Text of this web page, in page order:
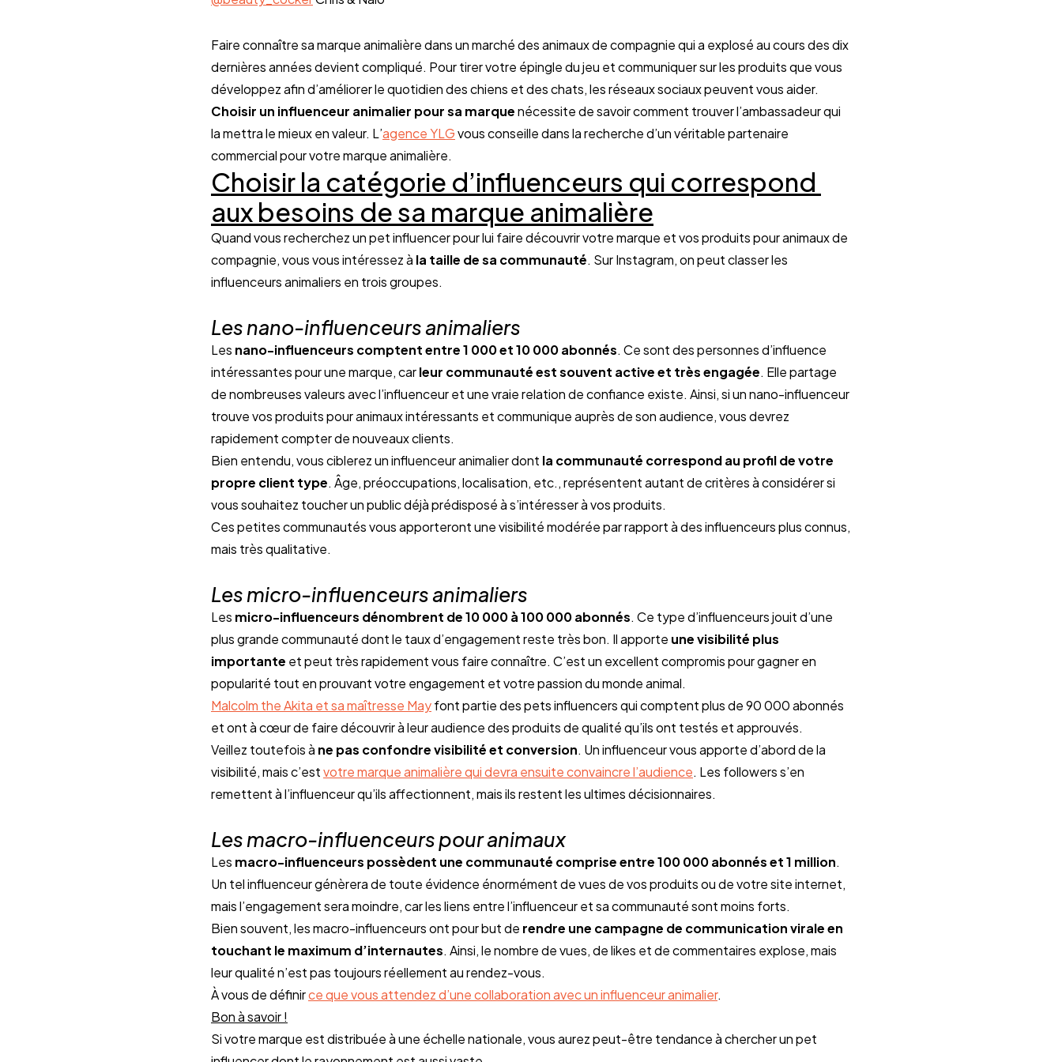
Faire connaître sa marque animalière dans un marché des animaux de compagnie qui a explosé au cours des dix
dernières années devient compliqué. Pour tirer votre épingle du jeu et communiquer sur les produits que vous
Choisir un influenceur animalier pour sa marque nécessite de savoir comment trouver l’ambassadeur qui
la mettra le mieux en valeur. L’agence YLG vous conseille dans la recherche d’un véritable partenaire
commercial pour votre marque animalière.
Choisir la catégorie d’influenceurs qui correspond
aux besoins de sa marque animalière
Quand vous recherchez un pet influencer pour lui faire découvrir votre marque et vos produits pour animaux de
compagnie, vous vous intéressez à la taille de sa communauté. Sur Instagram, on peut classer les
influenceurs animaliers en trois groupes.
Les nano-influenceurs animaliers
Les nano-influenceurs comptententre 1 000 et 10 000 abonnés. Ce sont des personnes d’influence
intéressantes pour une marque, car leur communauté est souvent active et très engagée. Elle partage
de nombreuses valeurs avec l’influenceur et une vraie relation de confiance existe. Ainsi, si un nano-influenceur
trouve vos produits pour animaux intéressants et communique auprès de son audience, vous devrez
rapidement compter de nouveaux clients.
Bien entendu, vous ciblerez un influenceur animalier dont la communauté correspond au profil de votre
propre client type. Âge, préoccupations, localisation, etc., représentent autant de critères à considérer si
vous souhaitez toucher un public déjà prédisposé à s’intéresser à vos produits.
Ces petites communautés vous apporteront une visibilité modérée par rapport à des influenceurs plus connus,
mais très qualitative.
Les micro-influenceurs animaliers
Les micro-influenceurs dénombrent de 10 000 à 100 000 abonnés. Ce type d’influenceurs jouit d’une
plus grande communauté dont le taux d’engagement reste très bon. Il apporte une visibilité plus
importante et peut très rapidement vous faire connaître. C’est un excellent compromis pour gagner en
popularité tout en prouvant votre engagement et votre passion du monde animal.
Malcolm the Akita et sa maîtresse May font partie des pets influencers qui comptent plus de 90 000 abonnés
et ont à cœur de faire découvrir à leur audience des produits de qualité qu’ils ont testés et approuvés.
Veillez toutefois à ne pas confondre visibilité et conversion. Un influenceur vous apporte d’abord de la
visibilité, mais c’est votre marque animalière qui devra ensuite convaincre l’audience. Les followers s’en
remettent à l’influenceur qu’ils affectionnent, mais ils restent les ultimes décisionnaires.
Les macro-influenceurs pour animaux
Les macro-influenceurs possèdent une communauté comprise entre 100 000 abonnés et 1 million.
Un tel influenceur génèrera de toute évidence énormément de vues de vos produits ou de votre site internet,
mais l’engagement sera moindre, car les liens entre l’influenceur et sa communauté sont moins forts.
Bien souvent, les macro-influenceurs ont pour but de rendre une campagne de communication virale en
touchant le maximum d’internautes. Ainsi, le nombre de vues, de likes et de commentaires explose, mais
leur qualité n’est pas toujours réellement au rendez-vous.
À vous de définir ce que vous attendez d’une collaboration avec un influenceur animalier.
Bon à savoir !
Si votre marque est distribuée à une échelle nationale, vous aurez peut-être tendance à chercher un pet